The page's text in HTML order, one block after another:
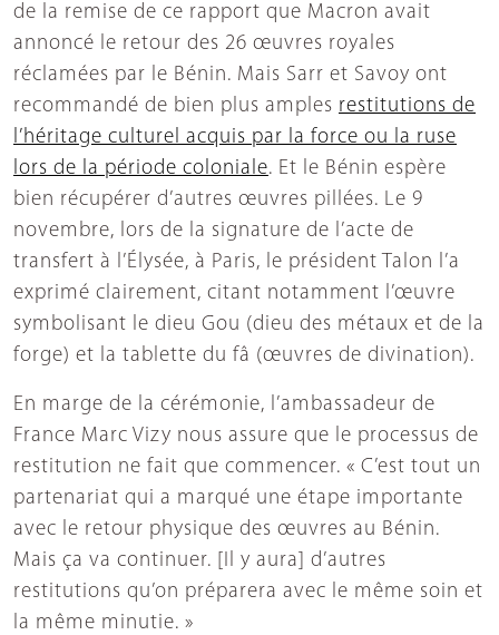
de la remise de ce rapport que Macron avait
annoncé le retour des 26 œuvres royales
réclamées par le Bénin. Mais Sarr et Savoy ont
recommandé de bien plus amples restitutions de
l’héritage culturel acquis par la force ou la ruse
lors de la période coloniale. Et le Bénin espère
bien récupérer d’autres œuvres pillées. Le 9
novembre, lors de la signature de l’acte de
transfert à l’Élysée, à Paris, le président Talon l’a
exprimé clairement, citant notamment l’œuvre
symbolisant le dieu Gou (dieu des métaux et de la
forge) et la tablette du fâ (œuvres de divination).
En marge de la cérémonie, l’ambassadeur de
France Marc Vizy nous assure que le processus de
restitution ne fait que commencer. « C’est tout un
partenariat qui a marqué une étape importante
avec le retour physique des œuvres au Bénin.
Mais ça va continuer. [Il y aura] d’autres
restitutions qu’on préparera avec le même soin et
la même minutie. »